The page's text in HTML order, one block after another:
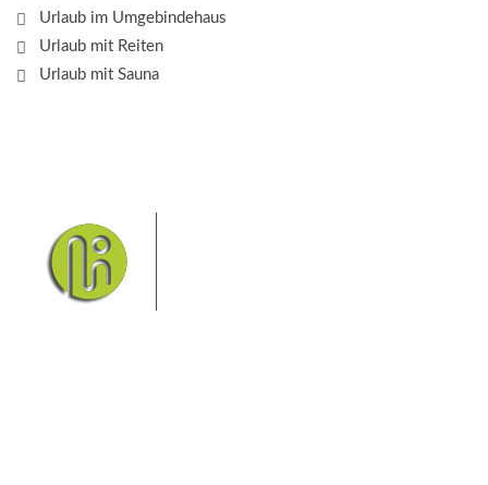
Urlaub im Umgebindehaus
Urlaub mit Reiten
Urlaub mit Sauna